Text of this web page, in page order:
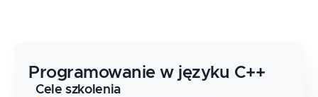
Programowanie w języku C++
Cele szkolenia